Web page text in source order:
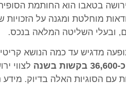
בטאבו הוא החותמת
מוחלטת ומגנה על
ובעלי השליטה המלאה בנכס.
כ-36,600 בקשות בשנה
לצווי
עם הסוגיות האלה בדיוק. מידע